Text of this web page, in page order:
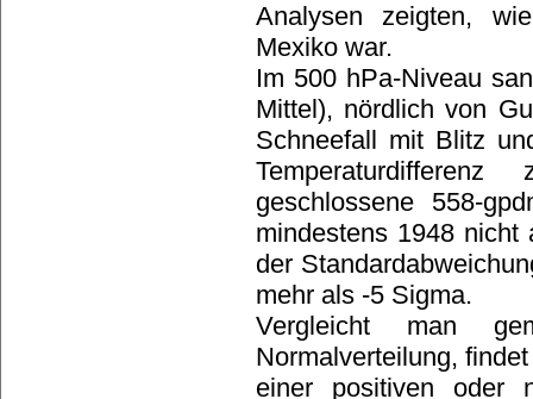
Analysen zeigten,
Mexiko war.
Im 500 hPa-Niveau
Mittel), nördlich von
Schneefall mit Blitz
geschlossene 558-
mindestens 1948 nicht
der
mehr als -5 Sigma.
Vergleicht man
Normalverteilung,
einer positiven oder